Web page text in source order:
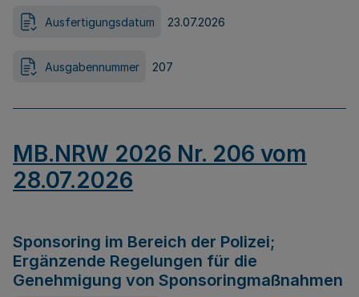
Ausfertigungsdatum 23.07.2026
Ausgabennummer 207
MB.NRW 2026 Nr. 206 vom
28.07.2026
Sponsoring im Bereich der Polizei;
Ergänzende Regelungen für die
Genehmigung von Sponsoringmaßnahmen